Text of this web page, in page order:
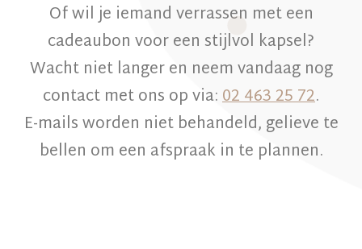
Of wil je iemand verrassen met een
cadeaubon voor een stijlvol kapsel?
Wacht niet langer en neem vandaag nog
contact met ons op via:02 463 25 72.
E-mails worden niet behandeld, gelieve te
bellen om een afspraak in te plannen.